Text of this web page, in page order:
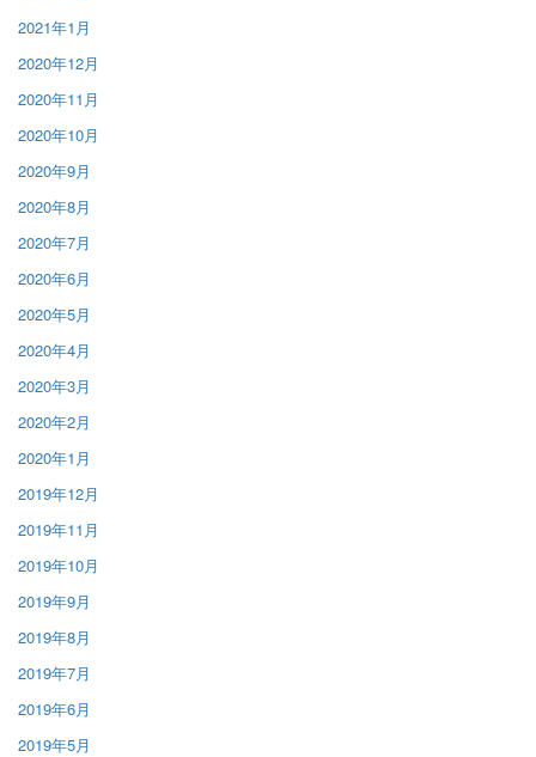
2021年1月
2020年12月
2020年11月
2020年10月
2020年9月
2020年8月
2020年7月
2020年6月
2020年5月
2020年4月
2020年3月
2020年2月
2020年1月
2019年12月
2019年11月
2019年10月
2019年9月
2019年8月
2019年7月
2019年6月
2019年5月